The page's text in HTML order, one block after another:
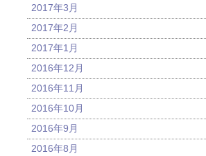
2017年3月
2017年2月
2017年1月
2016年12月
2016年11月
2016年10月
2016年9月
2016年8月